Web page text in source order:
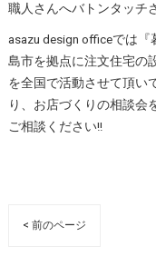
職人さんへバトンタッチ
asazu design officeでは
島市を拠点に注文住宅の
を全国で活動させて頂い
り、お店づくりの相談会
ご相談ください!!
< 前のページ